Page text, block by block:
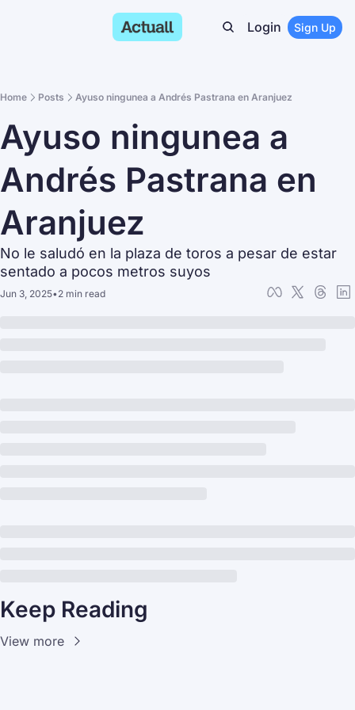
Login Sign Up
Home Posts Ayuso ningunea a Andrés Pastrana en Aranjuez
Ayuso ningunea a
Andrés Pastrana en
Aranjuez
No le saludó en la plaza de toros a pesar de estar
sentado a pocos metros suyos
Jun 3, 2025•2 min read
Keep Reading
View more